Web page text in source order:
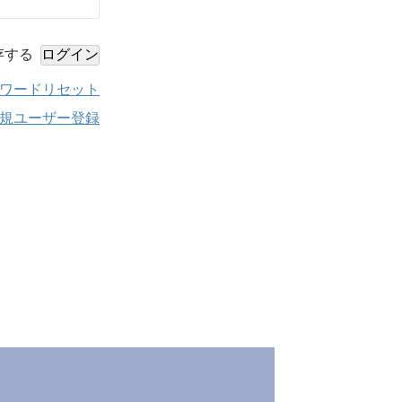
する
ードリセット
ユーザー登録